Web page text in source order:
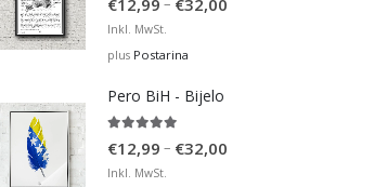
Inkl. MwSt.
plus Postarina
Pero BiH - Bijelo
€12,99 – €32,00
Inkl. MwSt.